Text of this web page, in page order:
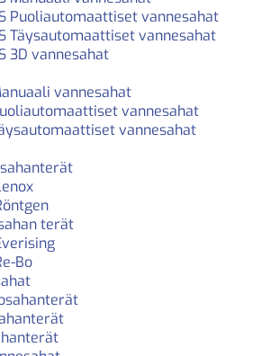
Puoliautomaattiset vannesahat
Täysautomaattiset vannesahat
3D vannesahat
vannesahat
vannesahat
vannesahat
terät
Bo